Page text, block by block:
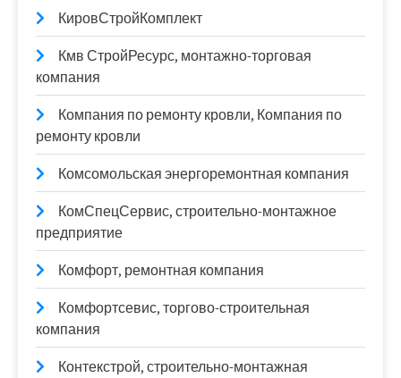
КировСтройКомплект
Кмв СтройРесурс, монтажно-торговая
компания
Компания по ремонту кровли, Компания по
ремонту кровли
Комсомольская энергоремонтная компания
КомСпецСервис, строительно-монтажное
предприятие
Комфорт, ремонтная компания
Комфортсевис, торгово-строительная
компания
Контекстрой, строительно-монтажная